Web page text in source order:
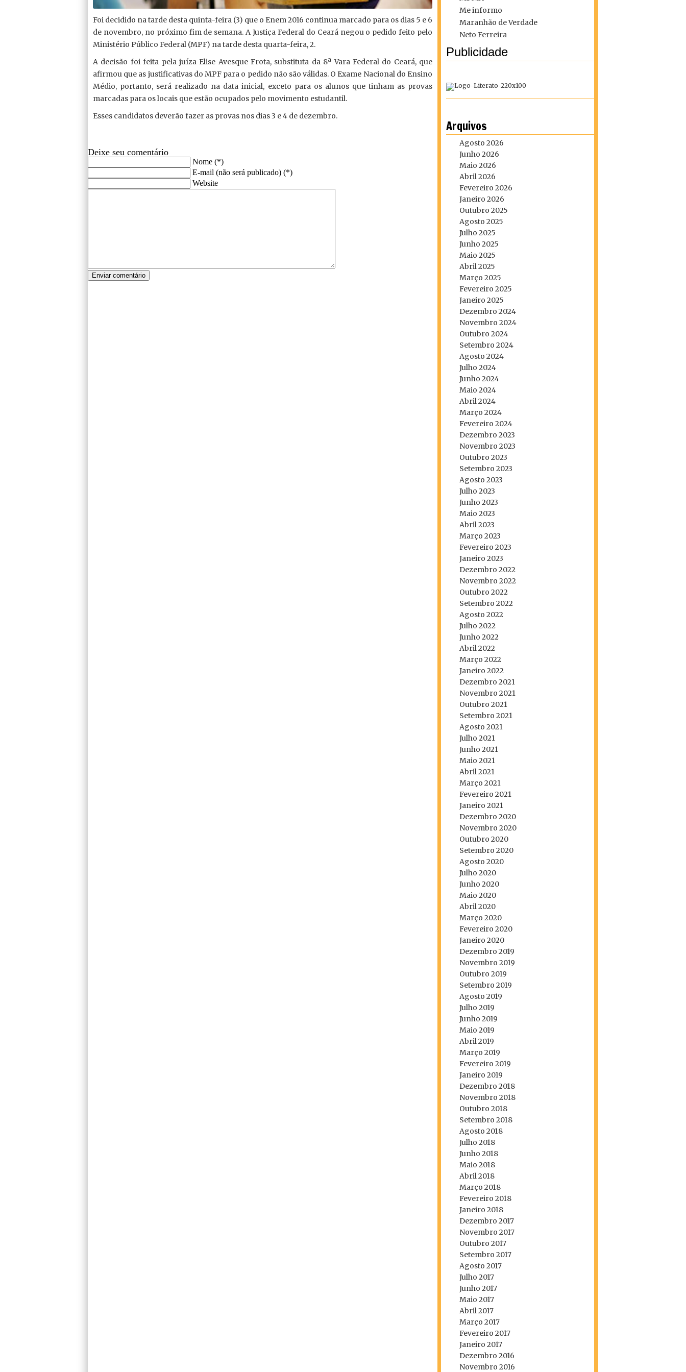
Me informo
Maranhão de Verdade
Neto Ferreira
Publicidade
Arquivos
Agosto 2026
Junho 2026
Maio 2026
Abril 2026
Fevereiro 2026
Janeiro 2026
Outubro 2025
Agosto 2025
Julho 2025
Junho 2025
Maio 2025
Abril 2025
Março 2025
Fevereiro 2025
Janeiro 2025
Dezembro 2024
Novembro 2024
Outubro 2024
Setembro 2024
Agosto 2024
Julho 2024
Junho 2024
Maio 2024
Abril 2024
Março 2024
Fevereiro 2024
Dezembro 2023
Novembro 2023
Outubro 2023
Setembro 2023
Agosto 2023
Julho 2023
Junho 2023
Maio 2023
Abril 2023
Março 2023
Fevereiro 2023
Janeiro 2023
Dezembro 2022
Novembro 2022
Outubro 2022
Setembro 2022
Agosto 2022
Julho 2022
Junho 2022
Abril 2022
Março 2022
Janeiro 2022
Dezembro 2021
Novembro 2021
Outubro 2021
Setembro 2021
Agosto 2021
Julho 2021
Junho 2021
Maio 2021
Abril 2021
Março 2021
Fevereiro 2021
Janeiro 2021
Dezembro 2020
Novembro 2020
Outubro 2020
Setembro 2020
Agosto 2020
Julho 2020
Junho 2020
Maio 2020
Abril 2020
Março 2020
Fevereiro 2020
Janeiro 2020
Dezembro 2019
Novembro 2019
Outubro 2019
Setembro 2019
Agosto 2019
Julho 2019
Junho 2019
Maio 2019
Abril 2019
Março 2019
Fevereiro 2019
Janeiro 2019
Dezembro 2018
Novembro 2018
Outubro 2018
Setembro 2018
Agosto 2018
Julho 2018
Junho 2018
Maio 2018
Abril 2018
Março 2018
Fevereiro 2018
Janeiro 2018
Dezembro 2017
Novembro 2017
Outubro 2017
Setembro 2017
Agosto 2017
Julho 2017
Junho 2017
Maio 2017
Abril 2017
Março 2017
Fevereiro 2017
Janeiro 2017
Dezembro 2016
Novembro 2016
Foi decidido na tarde desta quinta-feira (3) que o Enem 2016 continua marcado para os dias 5 e 6
de novembro, no próximo fim de semana. A Justiça Federal do Ceará negou o pedido feito pelo
Ministério Público Federal (MPF) na tarde desta quarta-feira, 2.
A decisão foi feita pela juíza Elise Avesque Frota, substituta da 8ª Vara Federal do Ceará, que
afirmou que as justificativas do MPF para o pedido não são válidas. O Exame Nacional do Ensino
Médio, portanto, será realizado na data inicial, exceto para os alunos que tinham as provas
marcadas para os locais que estão ocupados pelo movimento estudantil.
Esses candidatos deverão fazer as provas nos dias 3 e 4 de dezembro.
Deixe seu comentário
Nome (*)
E-mail (não será publicado) (*)
Website